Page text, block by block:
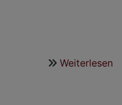
Weiterlesen